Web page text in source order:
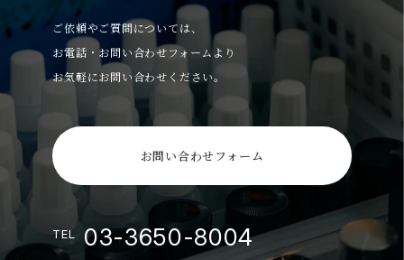
ご依頼やご質問については、
お電話・お問い合わせフォームより
お気軽にお問い合わせください。
お問い合わせフォーム
TEL 03-3650-8004